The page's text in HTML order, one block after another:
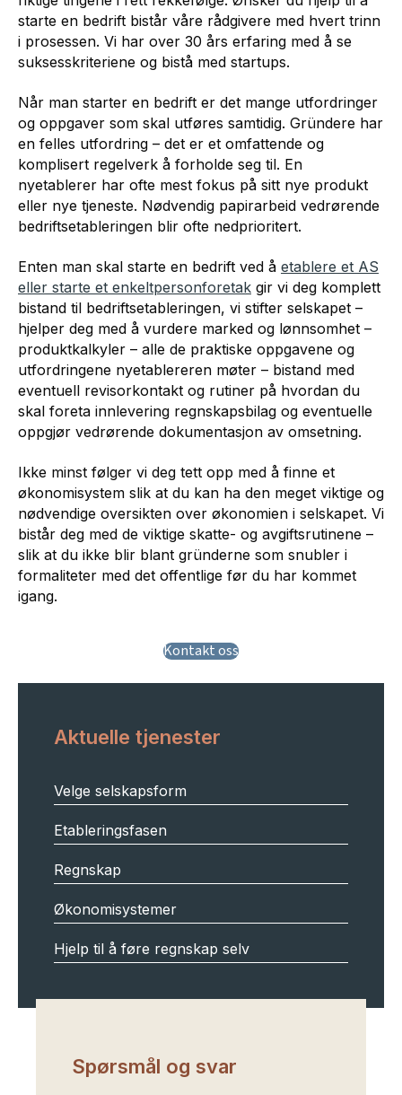
starte en bedrift bistår våre rådgivere med hvert trinn
i prosessen. Vi har over 30 års erfaring med å se
suksesskriteriene og bistå med startups.
Når man starter en bedrift er det mange utfordringer
og oppgaver som skal utføres samtidig. Gründere har
en felles utfordring – det er et omfattende og
komplisert regelverk å forholde seg til. En
nyetablerer har ofte mest fokus på sitt nye produkt
eller nye tjeneste. Nødvendig papirarbeid vedrørende
bedriftsetableringen blir ofte nedprioritert.
Enten man skal starte en bedrift ved å etablere et AS
eller starte et enkeltpersonforetak gir vi deg komplett
bistand til bedriftsetableringen, vi stifter selskapet –
hjelper deg med å vurdere marked og lønnsomhet –
produktkalkyler – alle de praktiske oppgavene og
utfordringene nyetablereren møter – bistand med
eventuell revisorkontakt og rutiner på hvordan du
skal foreta innlevering regnskapsbilag og eventuelle
oppgjør vedrørende dokumentasjon av omsetning.
Ikke minst følger vi deg tett opp med å finne et
økonomisystem slik at du kan ha den meget viktige og
nødvendige oversikten over økonomien i selskapet. Vi
bistår deg med de viktige skatte- og avgiftsrutinene –
slik at du ikke blir blant gründerne som snubler i
formaliteter med det offentlige før du har kommet
igang.
Kontakt oss
Aktuelle tjenester
Velge selskapsform
Etableringsfasen
Regnskap
Økonomisystemer
Hjelp til å føre regnskap selv
Spørsmål og svar